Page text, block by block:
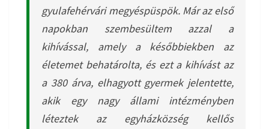
gyulafehérvári megyéspüspök. Már az első
napokban szembesültem azzal a
kihívással, amely a későbbiekben az
életemet behatárolta, és ezt a kihívást az
a 380 árva, elhagyott gyermek jelentette,
akik egy nagy állami intézményben
léteztek az egyházközség kellős